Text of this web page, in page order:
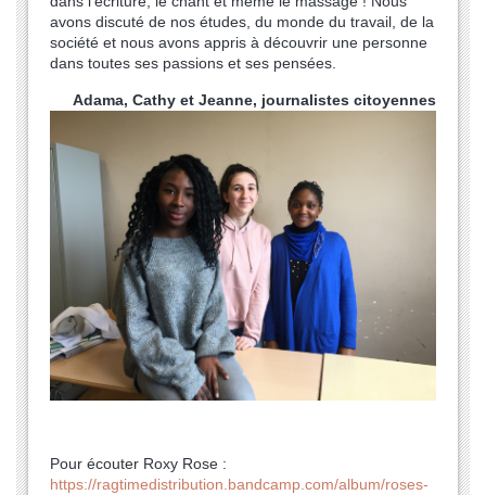
avons discuté de nos études, du monde du travail, de la
société et nous avons appris à découvrir une personne
dans toutes ses passions et ses pensées.
Adama, Cathy et Jeanne, journalistes citoyennes
Pour écouter Roxy Rose :
https://ragtimedistribution.bandcamp.com/album/roses-